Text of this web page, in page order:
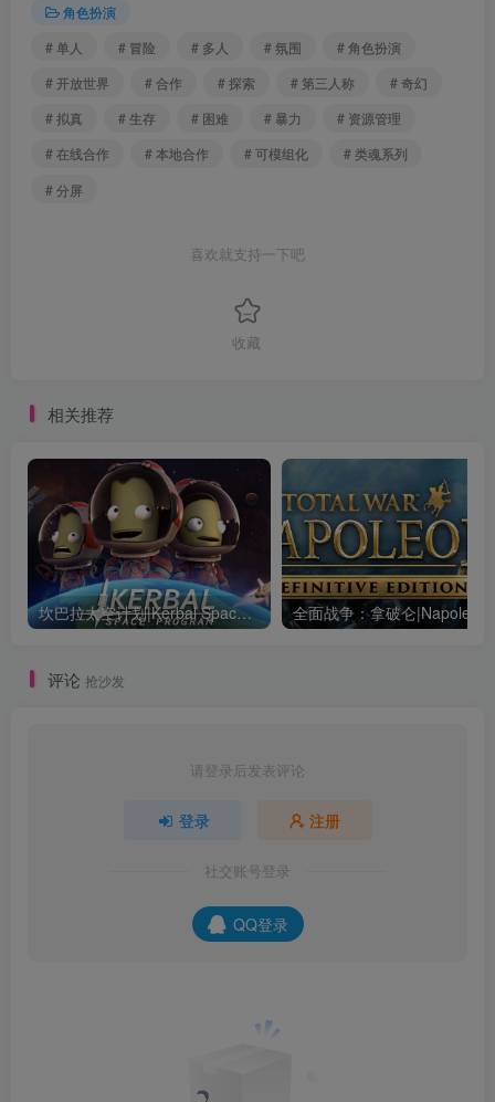
角色扮演
# 单人
# 冒险 # 多人 # 氛围
# 角色扮演
# 开放世界
# 合作 # 探索 # 第三人称
# 奇幻
# 拟真
# 生存 # 困难 # 暴力
# 资源管理
# 在线合作
# 本地合作 # 可模组化
# 类魂系列
# 分屏
喜欢就支持一下吧
收藏
相关推荐
坎巴拉太空计划|Kerbal Space Program|1.12.5.3190|整合全DLC
评论 抢沙发
请登录后发表评论
登录 注册
社交账号登录
QQ登录